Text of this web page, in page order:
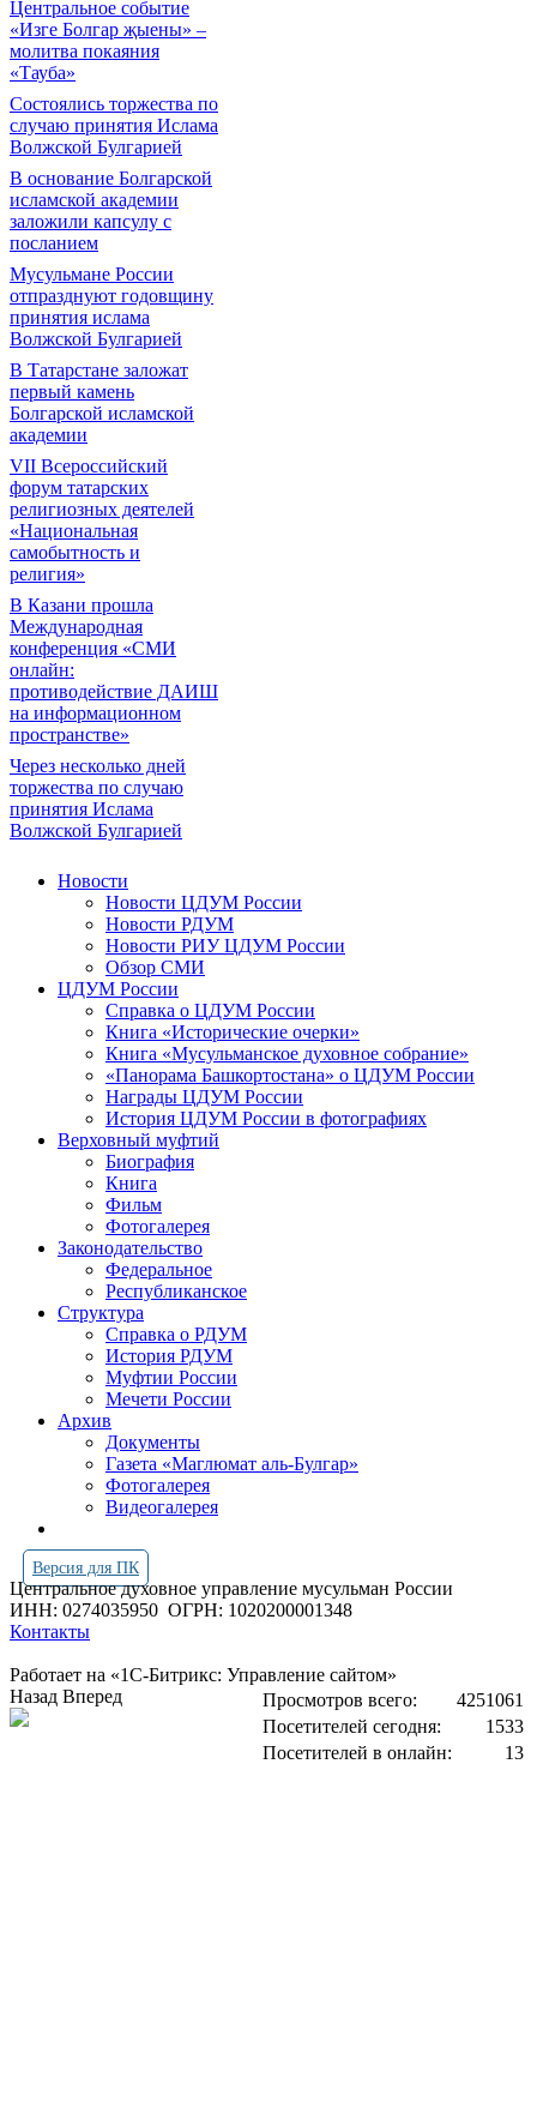
Центральное событие
«Изге Болгар җыены» –
молитва покаяния
«Тауба»
Состоялись торжества по
случаю принятия Ислама
Волжской Булгарией
В основание Болгарской
исламской академии
заложили капсулу с
посланием
Мусульмане России
отпразднуют годовщину
принятия ислама
Волжской Булгарией
В Татарстане заложат
первый камень
Болгарской исламской
академии
VII Всероссийский
форум татарских
религиозных деятелей
«Национальная
самобытность и
религия»
В Казани прошла
Международная
конференция «СМИ
онлайн:
противодействие ДАИШ
на информационном
пространстве»
Через несколько дней
торжества по случаю
принятия Ислама
Волжской Булгарией
Новости
Новости ЦДУМ России
Новости РДУМ
Новости РИУ ЦДУМ России
Обзор СМИ
ЦДУМ России
Справка о ЦДУМ России
Книга «Исторические очерки»
Книга «Мусульманское духовное собрание»
«Панорама Башкортостана» о ЦДУМ России
Награды ЦДУМ России
История ЦДУМ России в фотографиях
Верховный муфтий
Биография
Книга
Фильм
Фотогалерея
Законодательство
Федеральное
Республиканское
Структура
Справка о РДУМ
История РДУМ
Муфтии России
Мечети России
Архив
Документы
Газета «Маглюмат аль-Булгар»
Фотогалерея
Видеогалерея
Версия для ПК
Центральное духовное управление мусульман России
ИНН: 0274035950 ОГРН: 1020200001348
Контакты
Работает на «1С-Битрикс: Управление сайтом»
Просмотров всего:
4251061
Посетителей сегодня:
1533
Посетителей в онлайн:
13
Назад Вперед